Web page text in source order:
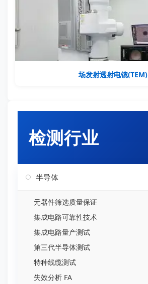
场发射透射电镜(TEM)
检测行业
半导体
元器件筛选质量保证
集成电路可靠性技术
集成电路量产测试
第三代半导体测试
特种线缆测试
失效分析 FA